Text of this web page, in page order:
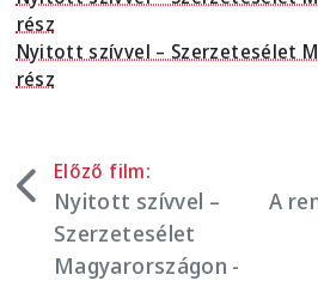
rész
Nyitott szívvel – Szerzetesélet
rész
Előző film:
Nyitott szívvel –
Szerzetesélet
Magyarországon -
A